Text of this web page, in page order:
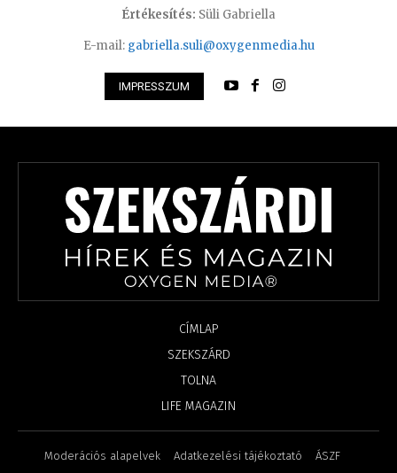
Értékesítés: Süli Gabriella
E-mail: gabriella.suli@oxygenmedia.hu
IMPRESSZUM
CÍMLAP
SZEKSZÁRD
TOLNA
LIFE MAGAZIN
Moderációs alapelvek Adatkezelési tájékoztató
ÁSZF